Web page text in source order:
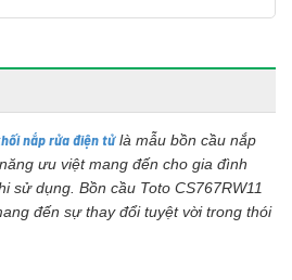
nắp rửa điện tửlà mẫu bồn cầu nắp
ưu việt mang đến cho gia đình
sử dụng. Bồn cầu Toto CS767RW11
đến sự thay đổi tuyệt vời trong thói